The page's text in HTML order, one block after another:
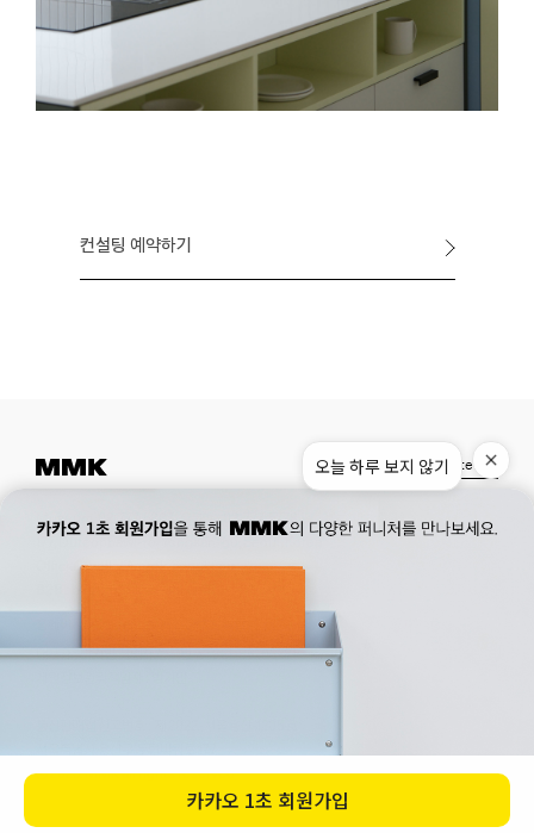
컨설팅 예약하기
대표자 : 박기민 사업자 등록번호 : 821-86-02281
ⓒ 2023. MMK all rights reserved
Museum. 02. 777. 5887 Office.02. 777. 5778
177, Duteopbawi-ro, Yongsan-gu, Seoul, Korea
Official : hello@mmk-seoul.com
Instagram Pinterest
오늘 하루 보지 않기
카카오 1초 회원가입